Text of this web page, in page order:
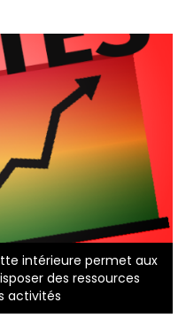
intérieure permet aux
des ressources
activités